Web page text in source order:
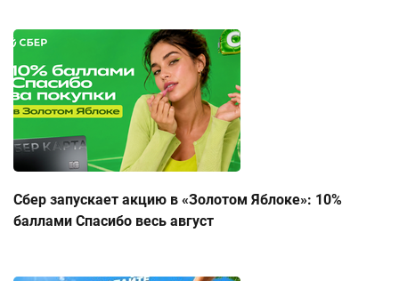
Сбер запускает акцию в «Золотом Яблоке»: 10%
баллами Спасибо весь август